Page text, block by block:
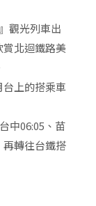
觀光列車出
北迴鐵路美
上的搭乘車
中06:05、苗
再轉往台鐵搭